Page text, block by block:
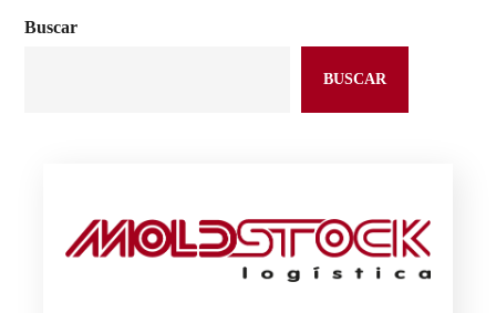
Buscar
BUSCAR